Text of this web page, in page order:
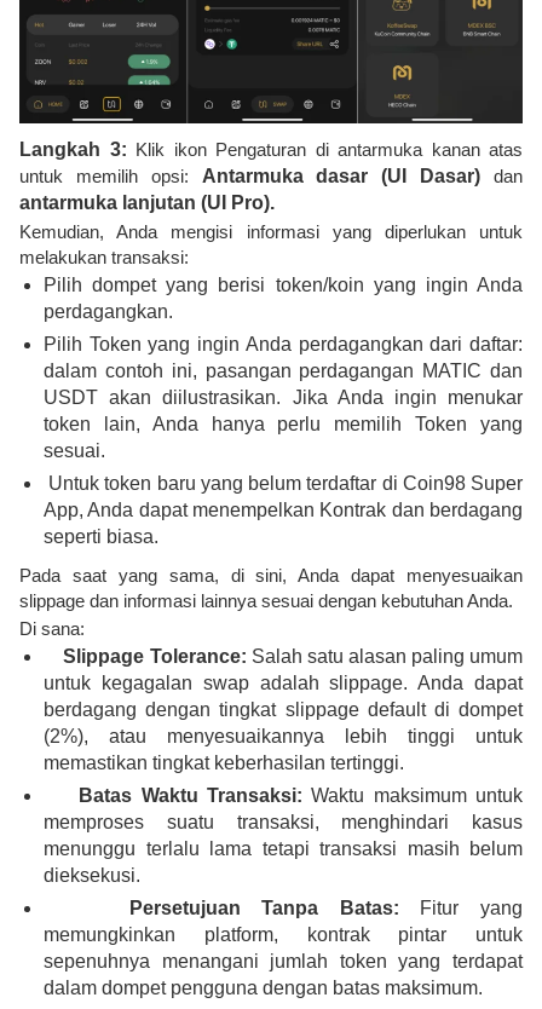
Langkah 3: Klik ikon Pengaturan di antarmuka kanan atas
untuk memilih opsi: Antarmuka dasar (UI Dasar) dan
antarmuka lanjutan (UI Pro).
Kemudian, Anda mengisi informasi yang diperlukan untuk
melakukan transaksi:
Pilih dompet yang berisi token/koin yang ingin Anda
perdagangkan.
Pilih Token yang ingin Anda perdagangkan dari daftar:
dalam contoh ini, pasangan perdagangan MATIC dan
USDT akan diilustrasikan. Jika Anda ingin menukar
token lain, Anda hanya perlu memilih Token yang
sesuai.
Untuk token baru yang belum terdaftar di Coin98 Super
App, Anda dapat menempelkan Kontrak dan berdagang
seperti biasa.
Pada saat yang sama, di sini, Anda dapat menyesuaikan
slippage dan informasi lainnya sesuai dengan kebutuhan Anda.
Di sana:
Slippage Tolerance: Salah satu alasan paling umum
untuk kegagalan swap adalah slippage. Anda dapat
berdagang dengan tingkat slippage default di dompet
(2%), atau menyesuaikannya lebih tinggi untuk
memastikan tingkat keberhasilan tertinggi.
Batas Waktu Transaksi: Waktu maksimum untuk
memproses suatu transaksi, menghindari kasus
menunggu terlalu lama tetapi transaksi masih belum
dieksekusi.
Persetujuan Tanpa Batas: Fitur yang
memungkinkan platform, kontrak pintar untuk
sepenuhnya menangani jumlah token yang terdapat
dalam dompet pengguna dengan batas maksimum.